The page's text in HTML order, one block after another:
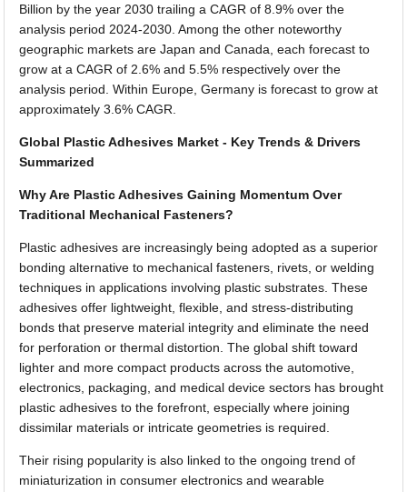
Billion by the year 2030 trailing a CAGR of 8.9% over the
analysis period 2024-2030. Among the other noteworthy
geographic markets are Japan and Canada, each forecast to
grow at a CAGR of 2.6% and 5.5% respectively over the
analysis period. Within Europe, Germany is forecast to grow at
approximately 3.6% CAGR.
Global Plastic Adhesives Market - Key Trends & Drivers
Summarized
Why Are Plastic Adhesives Gaining Momentum Over
Traditional Mechanical Fasteners?
Plastic adhesives are increasingly being adopted as a superior
bonding alternative to mechanical fasteners, rivets, or welding
techniques in applications involving plastic substrates. These
adhesives offer lightweight, flexible, and stress-distributing
bonds that preserve material integrity and eliminate the need
for perforation or thermal distortion. The global shift toward
lighter and more compact products across the automotive,
electronics, packaging, and medical device sectors has brought
plastic adhesives to the forefront, especially where joining
dissimilar materials or intricate geometries is required.
Their rising popularity is also linked to the ongoing trend of
miniaturization in consumer electronics and wearable